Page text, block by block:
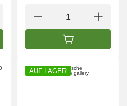
IN DEN
AUF LAGER